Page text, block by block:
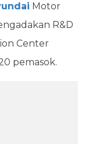
Motor
R&D
Center
pemasok.